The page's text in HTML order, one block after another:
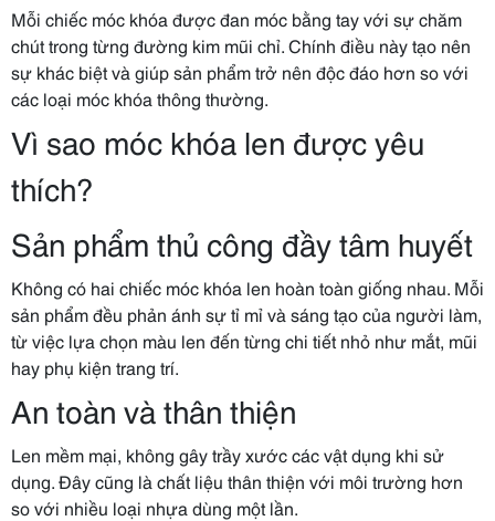
Mỗi chiếc móc khóa được đan móc bằng tay với sự chăm
chút trong từng đường kim mũi chỉ. Chính điều này tạo nên
sự khác biệt và giúp sản phẩm trở nên độc đáo hơn so với
các loại móc khóa thông thường.
Vì sao móc khóa len được yêu
thích?
Sản phẩm thủ công đầy tâm huyết
Không có hai chiếc móc khóa len hoàn toàn giống nhau. Mỗi
sản phẩm đều phản ánh sự tỉ mỉ và sáng tạo của người làm,
từ việc lựa chọn màu len đến từng chi tiết nhỏ như mắt, mũi
hay phụ kiện trang trí.
An toàn và thân thiện
Len mềm mại, không gây trầy xước các vật dụng khi sử
dụng. Đây cũng là chất liệu thân thiện với môi trường hơn
so với nhiều loại nhựa dùng một lần.